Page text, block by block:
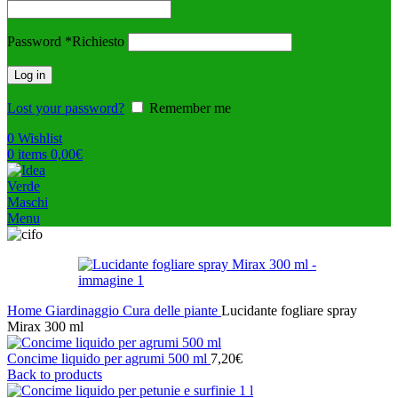
Password *Richiesto
Log in
Lost your password?
Remember me
0 Wishlist
0 items 0,00€
Menu
Home Giardinaggio Cura delle piante Lucidante fogliare spray
Mirax 300 ml
Concime liquido per agrumi 500 ml 7,20€
Back to products